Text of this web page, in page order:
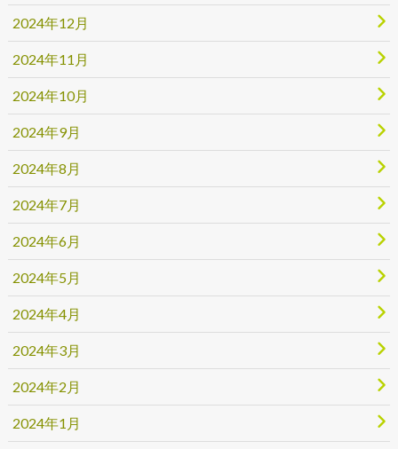
2024年12月
2024年11月
2024年10月
2024年9月
2024年8月
2024年7月
2024年6月
2024年5月
2024年4月
2024年3月
2024年2月
2024年1月